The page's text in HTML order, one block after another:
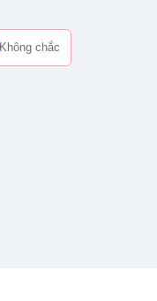
Không chắc